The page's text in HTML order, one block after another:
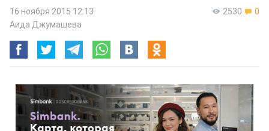
2530 0
16 ноября 2015 12:13
Аида Джумашева